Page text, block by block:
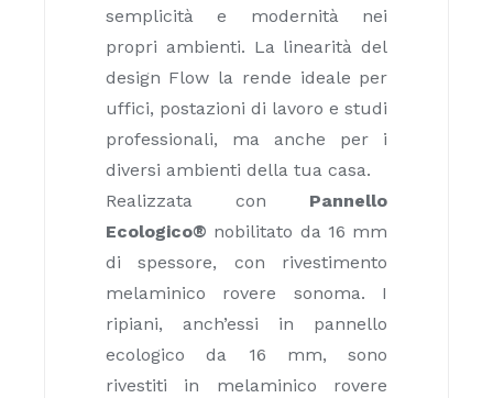
semplicità e modernità nei
propri ambienti. La linearità del
design Flow la rende ideale per
uffici, postazioni di lavoro e studi
professionali, ma anche per i
diversi ambienti della tua casa.
Realizzata con Pannello
Ecologico® nobilitato da 16 mm
di spessore, con rivestimento
melaminico rovere sonoma. I
ripiani, anch’essi in pannello
ecologico da 16 mm, sono
rivestiti in melaminico rovere